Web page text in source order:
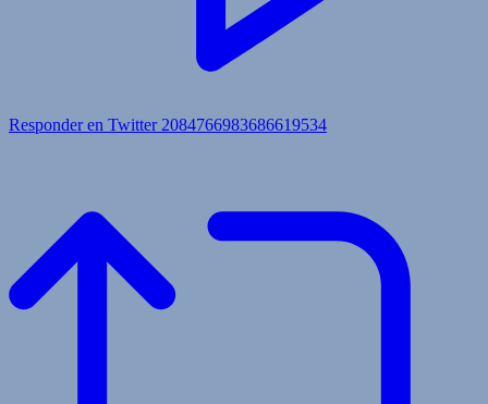
Responder en Twitter 2084766983686619534